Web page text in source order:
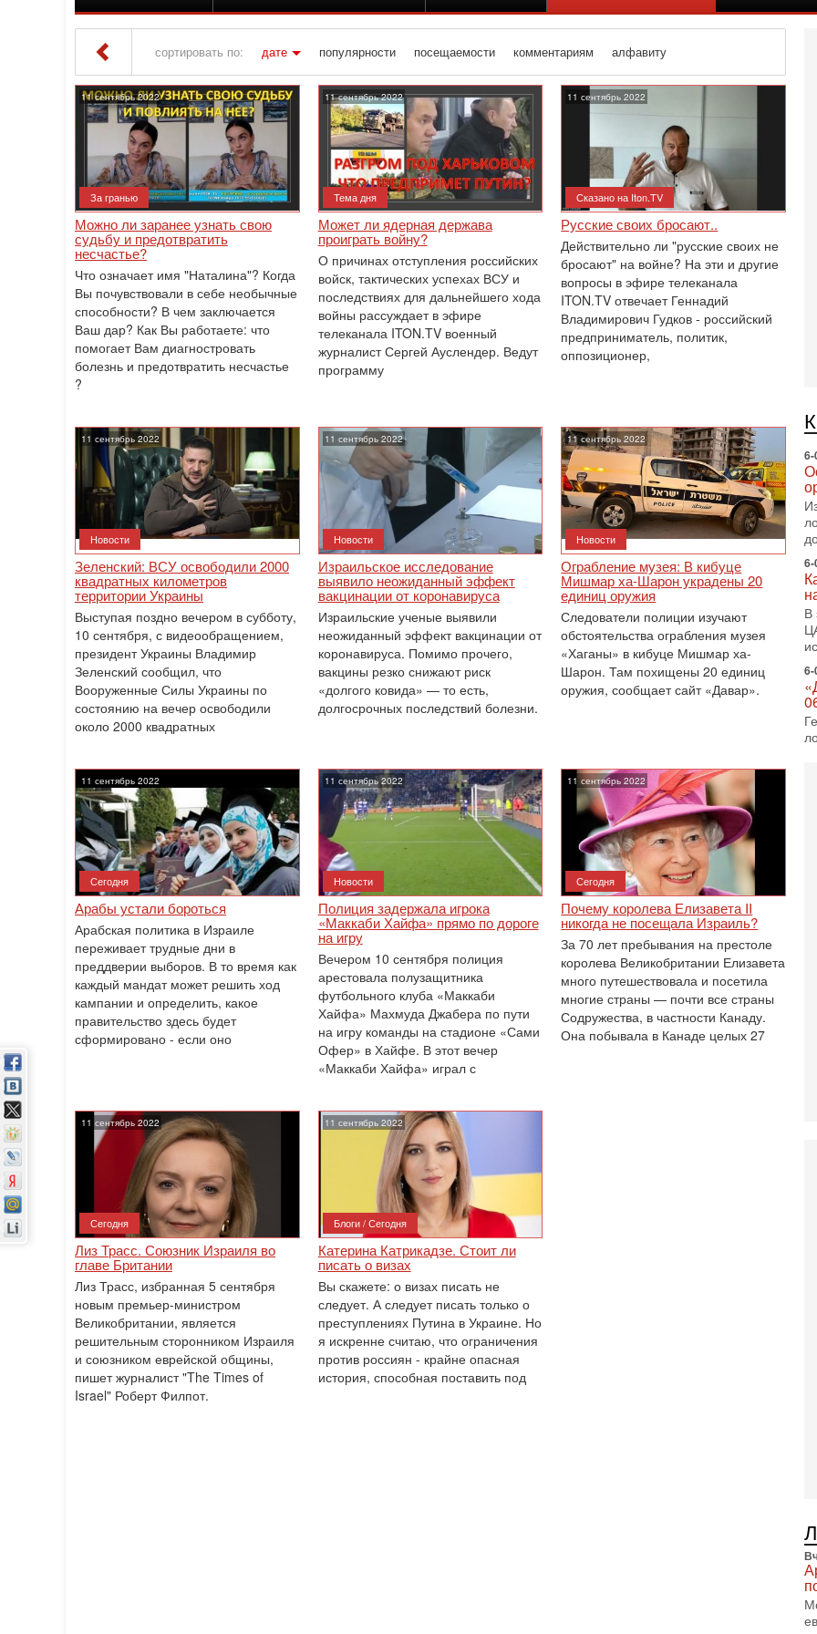
сортировать по: дате популярности посещаемости комментариям алфавиту
Iton TV» Материалы за 11.09.2022
11 сентябрь 2022
За гранью
Можно ли заранее узнать свою
судьбу и предотвратить
несчастье?
Что означает имя "Наталина"? Когда
Вы почувствовали в себе необычные
способности? В чем заключается
Ваш дар? Как Вы работаете: что
помогает Вам диагностровать
болезнь и предотвратить несчастье
?
11 сентябрь 2022
Тема дня
Может ли ядерная держава
проиграть войну?
О причинах отступления российских
войск, тактических успехах ВСУ и
последствиях для дальнейшего хода
войны рассуждает в эфире
телеканала ITON.TV военный
журналист Сергей Ауслендер. Ведут
программу
11 сентябрь 2022
Сказано на Iton.TV
Русские своих бросают..
Действительно ли "русские своих не
бросают" на войне? На эти и другие
вопросы в эфире телеканала
ITON.TV отвечает Геннадий
Владимирович Гудков - российский
предприниматель, политик,
оппозиционер,
11 сентябрь 2022
Новости
Зеленский: ВСУ освободили 2000
квадратных километров
территории Украины
Выступая поздно вечером в субботу,
10 сентября, с видеообращением,
президент Украины Владимир
Зеленский сообщил, что
Вооруженные Силы Украины по
состоянию на вечер освободили
около 2000 квадратных
11 сентябрь 2022
Новости
Израильское исследование
выявило неожиданный эффект
вакцинации от коронавируса
Израильские ученые выявили
неожиданный эффект вакцинации от
коронавируса. Помимо прочего,
вакцины резко снижают риск
«долгого ковида» — то есть,
долгосрочных последствий болезни.
11 сентябрь 2022
Новости
Ограбление музея: В кибуце
Мишмар ха-Шарон украдены 20
единиц оружия
Следователи полиции изучают
обстоятельства ограбления музея
«Хаганы» в кибуце Мишмар ха-
Шарон. Там похищены 20 единиц
оружия, сообщает сайт «Давар».
11 сентябрь 2022
Сегодня
Арабы устали бороться
Арабская политика в Израиле
переживает трудные дни в
преддверии выборов. В то время как
каждый мандат может решить ход
кампании и определить, какое
правительство здесь будет
сформировано - если оно
11 сентябрь 2022
Новости
Полиция задержала игрока
«Маккаби Хайфа» прямо по дороге
на игру
Вечером 10 сентября полиция
арестовала полузащитника
футбольного клуба «Маккаби
Хайфа» Махмуда Джабера по пути
на игру команды на стадионе «Сами
Офер» в Хайфе. В этот вечер
«Маккаби Хайфа» играл с
11 сентябрь 2022
Сегодня
Почему королева Елизавета II
никогда не посещала Израиль?
За 70 лет пребывания на престоле
королева Великобритании Елизавета
много путешествовала и посетила
многие страны — почти все страны
Содружества, в частности Канаду.
Она побывала в Канаде целых 27
11 сентябрь 2022
Сегодня
Лиз Трасс. Союзник Израиля во
главе Британии
Лиз Трасс, избранная 5 сентября
новым премьер-министром
Великобритании, является
решительным сторонником Израиля
и союзником еврейской общины,
пишет журналист "The Times of
Israel" Роберт Филпот.
11 сентябрь 2022
Блоги / Сегодня
Катерина Катрикадзе. Стоит ли
писать о визах
Вы скажете: о визах писать не
следует. А следует писать только о
преступлениях Путина в Украине. Но
я искренне считаю, что ограничения
против россиян - крайне опасная
история, способная поставить под
6-
6-
В
6-